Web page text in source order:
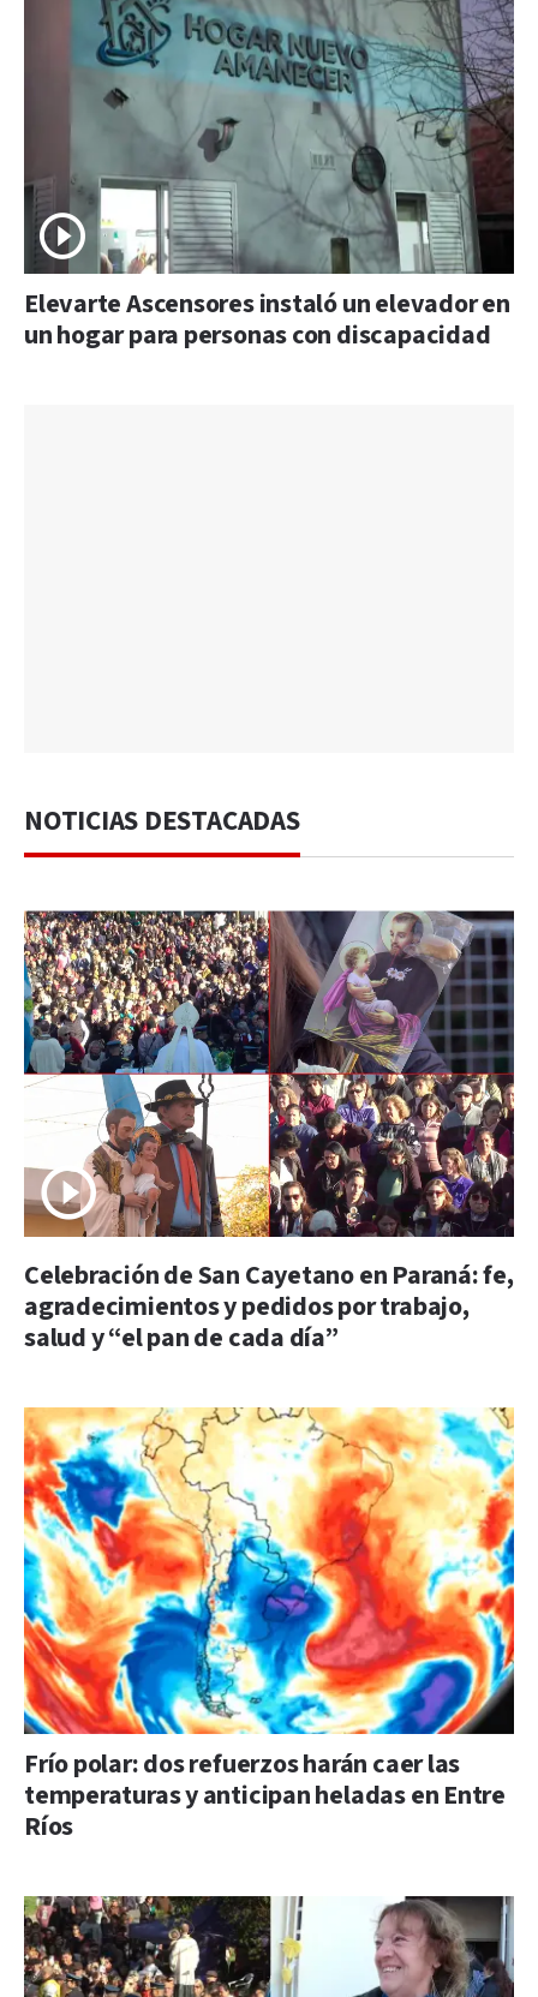
Elevarte Ascensores instaló un elevador en
un hogar para personas con discapacidad
NOTICIAS DESTACADAS
Celebración de San Cayetano en Paraná: fe,
agradecimientos y pedidos por trabajo,
salud y “el pan de cada día”
Frío polar: dos refuerzos harán caer las
temperaturas y anticipan heladas en Entre
Ríos